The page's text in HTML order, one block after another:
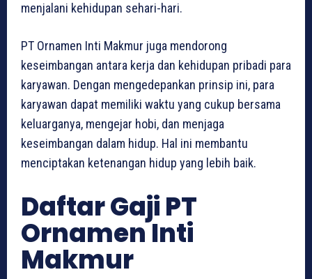
menjalani kehidupan sehari-hari.
PT Ornamen Inti Makmur juga mendorong
keseimbangan antara kerja dan kehidupan pribadi para
karyawan. Dengan mengedepankan prinsip ini, para
karyawan dapat memiliki waktu yang cukup bersama
keluarganya, mengejar hobi, dan menjaga
keseimbangan dalam hidup. Hal ini membantu
menciptakan ketenangan hidup yang lebih baik.
Daftar Gaji PT
Ornamen Inti
Makmur